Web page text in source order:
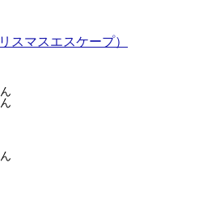
スマスエスケープ）